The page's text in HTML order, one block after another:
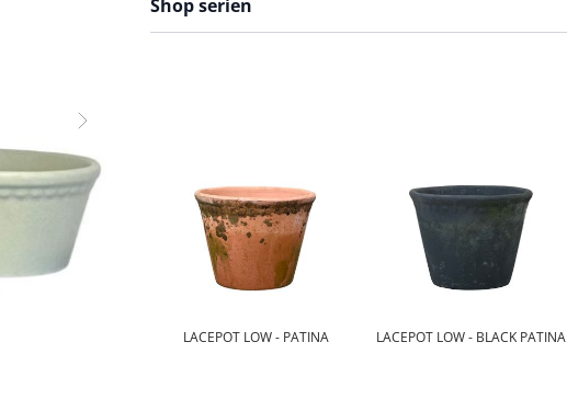
Shop serien
LACEPOT LOW - PATINA LACEPOT LOW - BLACK PATINA